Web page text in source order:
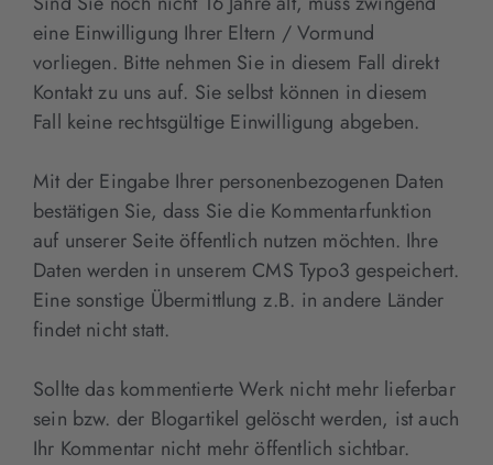
eine Einwilligung Ihrer Eltern / Vormund
vorliegen. Bitte nehmen Sie in diesem Fall direkt
Kontakt zu uns auf. Sie selbst können in diesem
Fall keine rechtsgültige Einwilligung abgeben.
Mit der Eingabe Ihrer personenbezogenen Daten
bestätigen Sie, dass Sie die Kommentarfunktion
auf unserer Seite öffentlich nutzen möchten. Ihre
Daten werden in unserem CMS Typo3 gespeichert.
Eine sonstige Übermittlung z.B. in andere Länder
findet nicht statt.
Sollte das kommentierte Werk nicht mehr lieferbar
sein bzw. der Blogartikel gelöscht werden, ist auch
Ihr Kommentar nicht mehr öffentlich sichtbar.